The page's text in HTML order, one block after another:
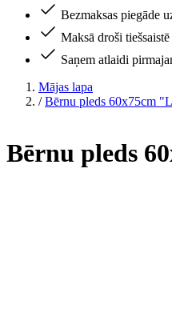
Bezmaksas piegāde
Maksā droši
Saņem atlaidi
Mājas lapa
/ Bērnu pleds 60x75cm
Bērnu pleds